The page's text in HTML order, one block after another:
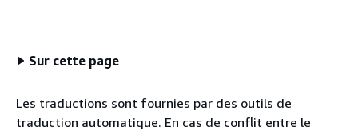
Sur cette page
Les traductions sont fournies par des outils de
traduction automatique. En cas de conflit entre le